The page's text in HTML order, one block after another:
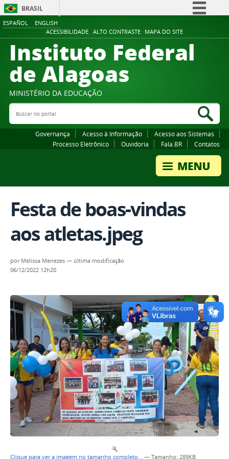
ESPAÑOL ENGLISH
ACESSIBILIDADE ALTO CONTRASTE MAPA DO SITE
BRASIL
Comunica BR
Participe
Canais
Instituto Federal
de Alagoas
MINISTÉRIO DA EDUCAÇÃO
Buscar no portal
Governança Acesso à Informação
Acesso aos Sistemas
Processo Eletrônico
Ouvidoria Fala.BR Contatos
Festa de boas-vindas
aos atletas.jpeg
por Melissa Menezes — última modificação
06/12/2022 12h20
Clique para ver a imagem no tamanho completo… — Tamanho: 289KB